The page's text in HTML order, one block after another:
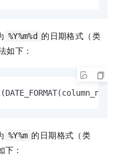
%Y%m%d 的日期格式（类
如下：
%Y%m 的日期格式（类
下：